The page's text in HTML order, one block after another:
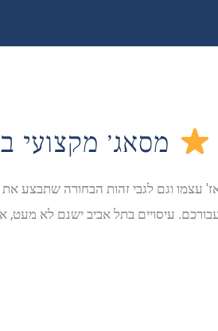
וגם לגבי זהות הבחורה שתבצע את
עבורכם. עיסויים בתל אביב ישנם לא